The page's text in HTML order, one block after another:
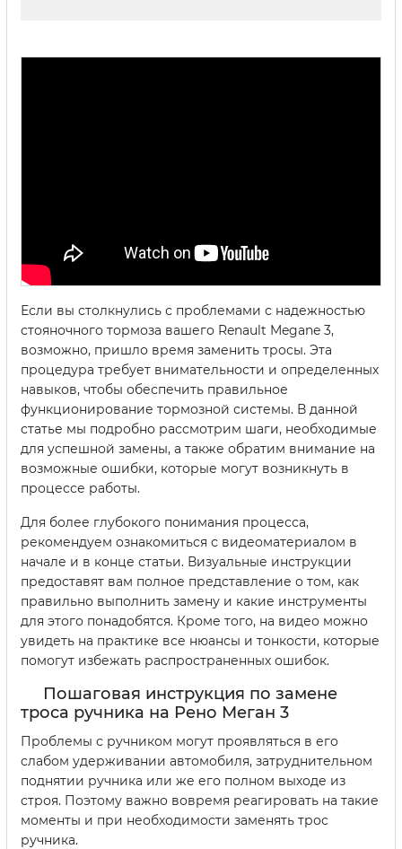
Если вы столкнулись с проблемами с надежностью
стояночного тормоза вашего Renault Megane 3,
возможно, пришло время заменить тросы. Эта
процедура требует внимательности и определенных
навыков, чтобы обеспечить правильное
функционирование тормозной системы. В данной
статье мы подробно рассмотрим шаги, необходимые
для успешной замены, а также обратим внимание на
возможные ошибки, которые могут возникнуть в
процессе работы.
Для более глубокого понимания процесса,
рекомендуем ознакомиться с видеоматериалом в
начале и в конце статьи. Визуальные инструкции
предоставят вам полное представление о том, как
правильно выполнить замену и какие инструменты
для этого понадобятся. Кроме того, на видео можно
увидеть на практике все нюансы и тонкости, которые
помогут избежать распространенных ошибок.
Пошаговая инструкция по замене
троса ручника на Рено Меган 3
Проблемы с ручником могут проявляться в его
слабом удерживании автомобиля, затруднительном
поднятии ручника или же его полном выходе из
строя. Поэтому важно вовремя реагировать на такие
моменты и при необходимости заменять трос
ручника.